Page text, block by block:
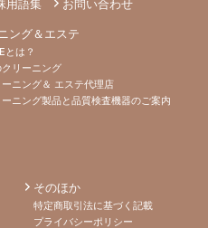
用語集 お問い合わせ
ング＆エステ
とは？
リーニング
ニング＆ エステ代理店
ニング製品と品質検査機器のご案内
そのほか
特定商取引法に基づく記載
プライバシーポリシー